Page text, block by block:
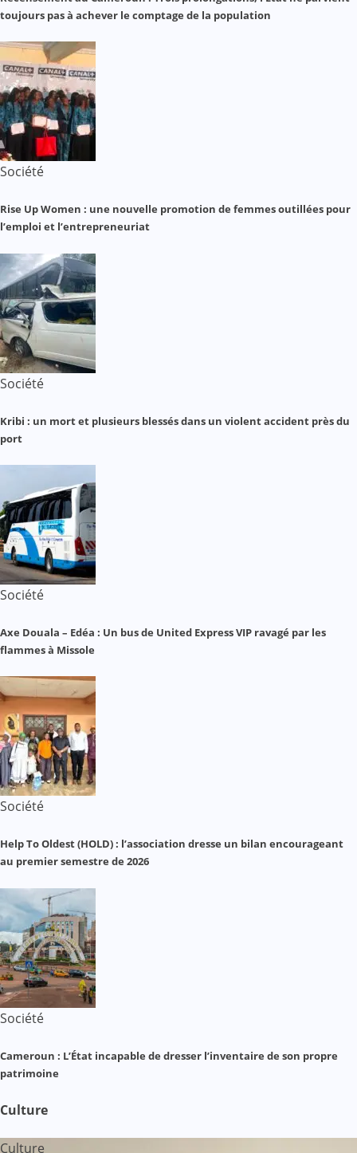
toujours pas à achever le comptage de la population
Société
Rise Up Women : une nouvelle promotion de femmes outillées pour
l’emploi et l’entrepreneuriat
Société
Kribi : un mort et plusieurs blessés dans un violent accident près du
port
Société
Axe Douala – Edéa : Un bus de United Express VIP ravagé par les
flammes à Missole
Société
Help To Oldest (HOLD) : l’association dresse un bilan encourageant
au premier semestre de 2026
Société
Cameroun : L’État incapable de dresser l’inventaire de son propre
patrimoine
Culture
Culture